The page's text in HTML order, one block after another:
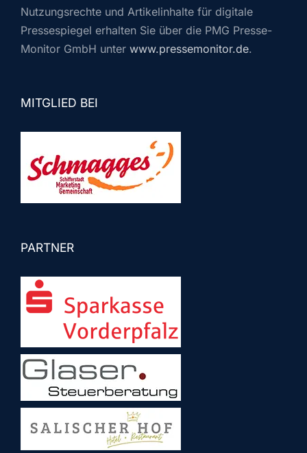
Nutzungsrechte und Artikelinhalte für digitale
Pressespiegel erhalten Sie über die PMG Presse-
Monitor GmbH unter www.pressemonitor.de.
MITGLIED BEI
PARTNER